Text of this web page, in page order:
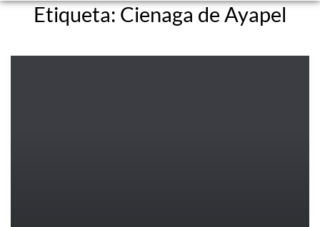
Etiqueta:Cienaga de Ayapel